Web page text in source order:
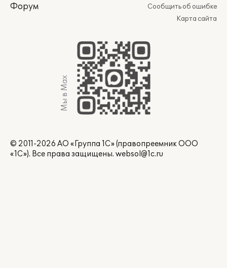
Форум
Сообщить об ошибке
Карта сайта
Мы в Max
© 2011-2026 АО «Группа 1С» (правопреемник ООО
«1С»). Все права защищены. websol@1c.ru